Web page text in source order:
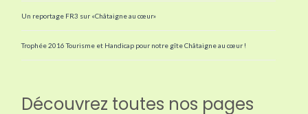
Un reportage FR3 sur «Châtaigne au cœur»
Trophée 2016 Tourisme et Handicap pour notre gîte Châtaigne au cœur !
Découvrez toutes nos pages